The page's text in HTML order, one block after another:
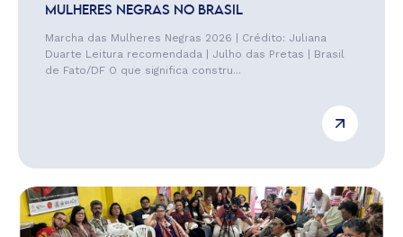
MULHERES NEGRAS NO BRASIL
Marcha das Mulheres Negras 2026 | Crédito: Juliana
Duarte Leitura recomendada | Julho das Pretas | Brasil
de Fato/DF O que significa constru...